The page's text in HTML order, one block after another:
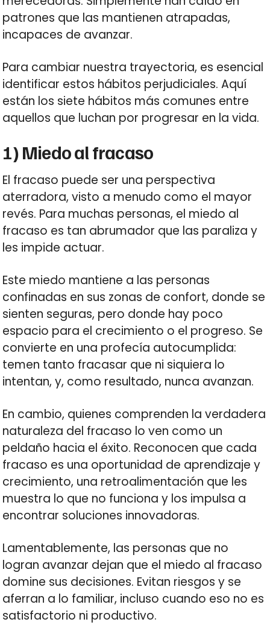
patrones que las mantienen atrapadas,
incapaces de avanzar.
Para cambiar nuestra trayectoria, es esencial
identificar estos hábitos perjudiciales. Aquí
están los siete hábitos más comunes entre
aquellos que luchan por progresar en la vida.
1) Miedo al fracaso
El fracaso puede ser una perspectiva
aterradora, visto a menudo como el mayor
revés. Para muchas personas, el miedo al
fracaso es tan abrumador que las paraliza y
les impide actuar.
Este miedo mantiene a las personas
confinadas en sus zonas de confort, donde se
sienten seguras, pero donde hay poco
espacio para el crecimiento o el progreso. Se
convierte en una profecía autocumplida:
temen tanto fracasar que ni siquiera lo
intentan, y, como resultado, nunca avanzan.
En cambio, quienes comprenden la verdadera
naturaleza del fracaso lo ven como un
peldaño hacia el éxito. Reconocen que cada
fracaso es una oportunidad de aprendizaje y
crecimiento, una retroalimentación que les
muestra lo que no funciona y los impulsa a
encontrar soluciones innovadoras.
Lamentablemente, las personas que no
logran avanzar dejan que el miedo al fracaso
domine sus decisiones. Evitan riesgos y se
aferran a lo familiar, incluso cuando eso no es
satisfactorio ni productivo.